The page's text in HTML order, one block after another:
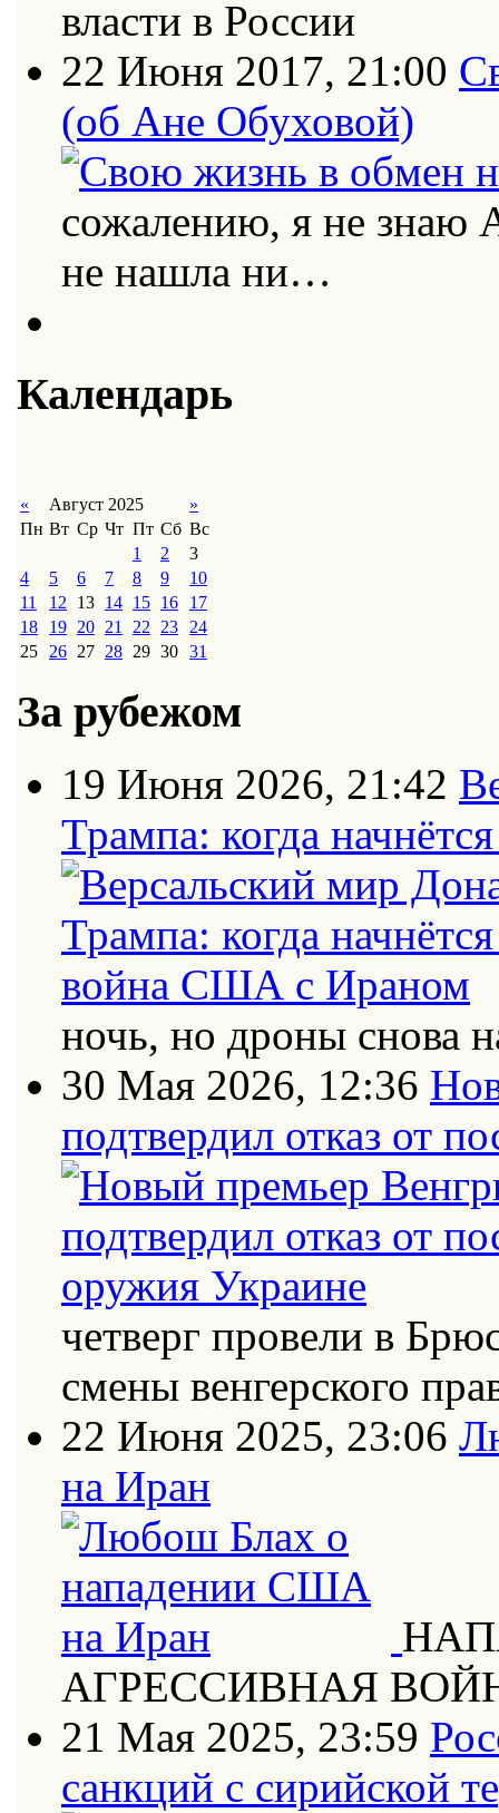
власти в России
22 Июня 2017, 21:00
(об Ане Обуховой)
сожалению, я не
не нашла ни…
Календарь
« Август 2025
»
Пн Вт Ср Чт Пт Сб Вс
1
2
3
4
5 6 7 8 9
10
11
12 13 14 15 16
17
18
19 20 21 22 23
24
25
26 27 28 29 30 31
За рубежом
19 Июня 2026, 21:42
Трампа: когда
ночь, но дроны снова
30 Мая 2026, 12:36
подтвердил отказ от
четверг провели в
смены венгерского
22 Июня 2025, 23:06
на Иран
АГРЕССИВНАЯ
21 Мая 2025, 23:59
санкций с сирийской